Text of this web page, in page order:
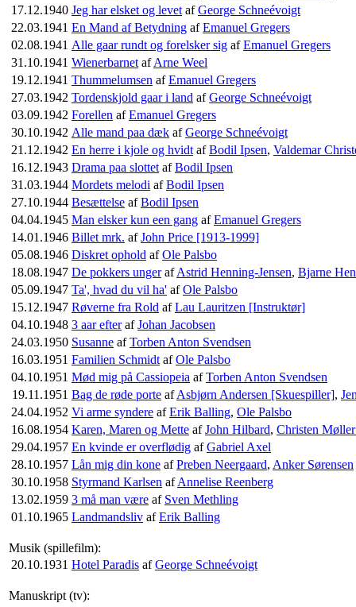
17.12.1940 Jeg har elsket og levet afGeorge Schneévoigt
22.03.1941 En Mand af Betydning afEmanuel Gregers
02.08.1941 Alle gaar rundt og forelsker sig afEmanuel Gregers
31.10.1941 Wienerbarnet afArne Weel
19.12.1941 Thummelumsen afEmanuel Gregers
27.03.1942 Tordenskjold gaar i land afGeorge Schneévoigt
03.09.1942 Forellen afEmanuel Gregers
30.10.1942 Alle mand paa dæk afGeorge Schneévoigt
21.12.1942 En herre i kjole og hvidt afBodil Ipsen, Valdemar
16.12.1943 Drama paa slottet afBodil Ipsen
31.03.1944 Mordets melodi afBodil Ipsen
27.10.1944 Besættelse afBodil Ipsen
04.04.1945 Man elsker kun een gang afEmanuel Gregers
14.01.1946 Billet mrk. afJohn Price [1913-1999]
05.08.1946 Diskret ophold afOle Palsbo
18.08.1947 De pokkers ungerafAstrid Henning-Jensen, Bjarne
05.09.1947 Ta', hvad du vil ha' afOle Palsbo
15.12.1947 Røverne fra Rold afLau Lauritzen [Instruktør]
04.10.1948 3 aar efterafJohan Jacobsen
24.03.1950 Susanne afTorben Anton Svendsen
16.03.1951 Familien Schmidt afOle Palsbo
04.10.1951 Mød mig på Cassiopeia afTorben Anton Svendsen
19.11.1951 Bag de røde porte afAsbjørn Andersen [Skuespiller],
24.04.1952 Vi arme syndere afErik Balling, Ole Palsbo
16.08.1954 Karen, Maren og Mette afJohn Hilbard, Christen
29.04.1957 En kvinde er overflødig afGabriel Axel
28.10.1957 Lån mig din kone afPreben Neergaard, Anker Sørensen
30.10.1958 Styrmand Karlsen afAnnelise Reenberg
13.02.1959 3 må man være af Sven Methling
01.10.1965 Landmandsliv afErik Balling
Musik (spillefilm):
20.10.1931 Hotel Paradis afGeorge Schneévoigt
Manuskript (tv):